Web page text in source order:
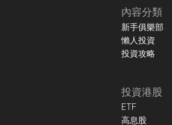
內容分類
新手俱樂部
懶人投資
投資攻略
投資港股
ETF
高息股